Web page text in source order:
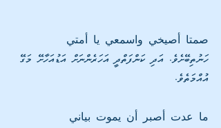
صمتا أصيخي واسمعي يا أمتي
ހަނުތިބޭށެވެ. އަދި ކަންފަތްދީ އަހަރެންނަށް އަޑުއަހާށޭ މަގޭ
އުއްމަތެވެ.
ما عدت أصبر أن يموت بياني